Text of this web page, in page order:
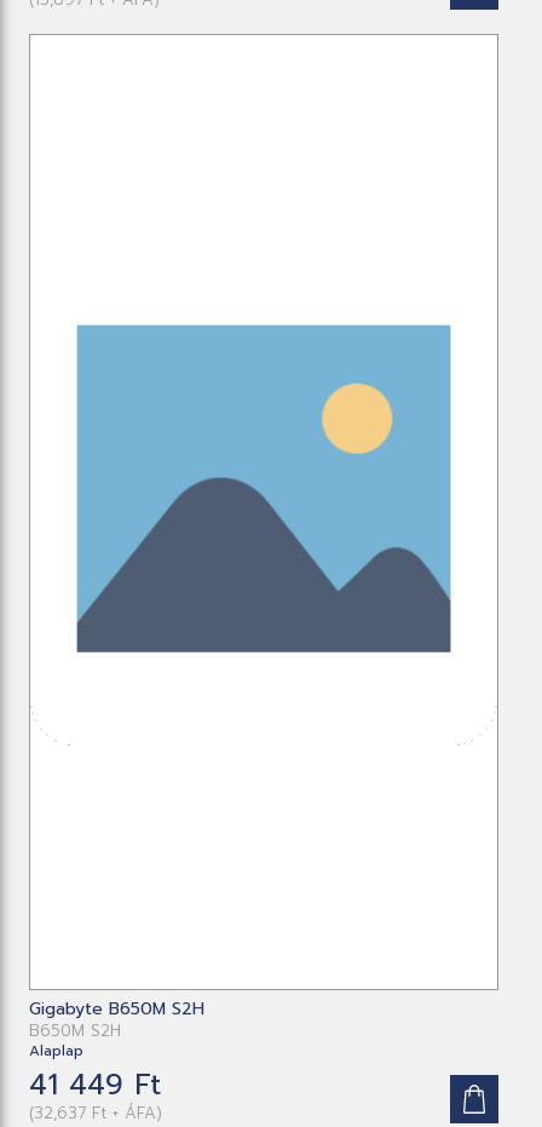
Gigabyte B650M S2H
B650M S2H
Alaplap
41 449 Ft
(32,637 Ft + ÁFA)